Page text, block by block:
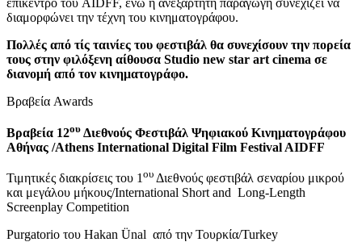
επίκεντρο του AIDFF, ενώ η ανεξάρτητη παραγωγή συνεχίζει να
διαμορφώνει την τέχνη του κινηματογράφου.
Πολλές από τίς ταινίες του φεστιβάλ θα συνεχίσουν την πορεία
τους στην φιλόξενη αίθουσα Studio new star art cinema σε
διανομή από τον κινηματογράφο.
Βραβεία Awards
Βραβεία 12ου Διεθνούς Φεστιβάλ Ψηφιακού Κινηματογράφου
Αθήνας /Athens International Digital Film Festival AIDFF
Τιμητικές διακρίσεις του 1 ου Διεθνούς φεστιβάλ σεναρίου μικρού
και μεγάλου μήκους/International Short and Long-Length
Screenplay Competition
Purgatorio του Hakan Ünal από την Τουρκία/Turkey